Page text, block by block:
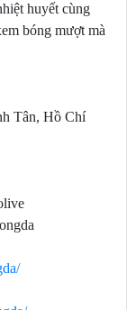
huyết cùng
bóng mượt mà
Tân, Hồ Chí